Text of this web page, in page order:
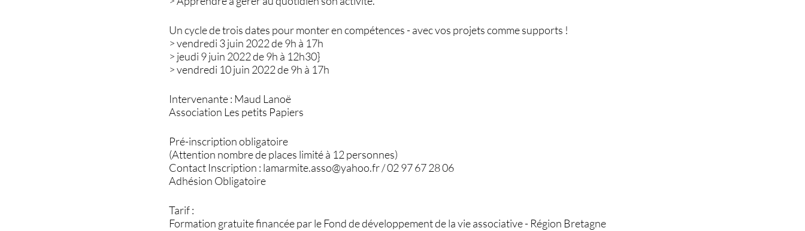
Un cycle de trois dates pour monter en compétences - avec vos projets comme supports !
> vendredi 3 juin 2022 de 9h à 17h
> jeudi 9 juin 2022 de 9h à 12h30}
> vendredi 10 juin 2022 de 9h à 17h
Intervenante : Maud Lanoë
Association Les petits Papiers
Pré-inscription obligatoire
(Attention nombre de places limité à 12 personnes)
Contact Inscription : lamarmite.asso@yahoo.fr / 02 97 67 28 06
Adhésion Obligatoire
Tarif :
Formation gratuite financée par le Fond de développement de la vie associative - Région Bretagne